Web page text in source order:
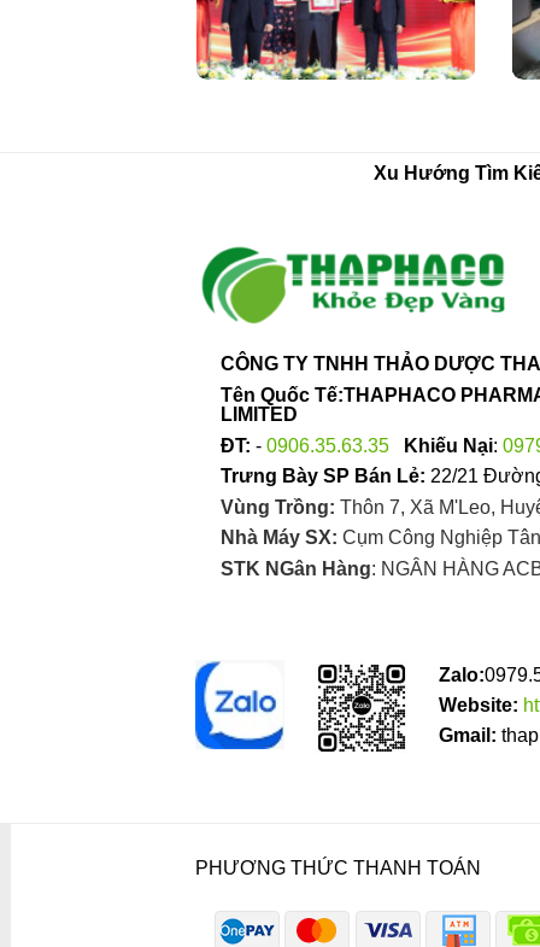
Xu Hướng Tìm
CÔNG TY TNHH THẢO DƯỢC
Tên Quốc Tế:THAPHACO
LIMITED
ĐT: - 0906.35.63.35 Khiếu Nại:
Trưng Bày SP Bán Lẻ: 22/21
Vùng Trồng: Thôn 7, Xã M'Leo,
Nhà Máy SX: Cụm Công Nghiệp
STK NGân Hàng: NGÂN HÀNG
Zalo:
Website:
Gmail:
PHƯƠNG THỨC THANH TOÁN